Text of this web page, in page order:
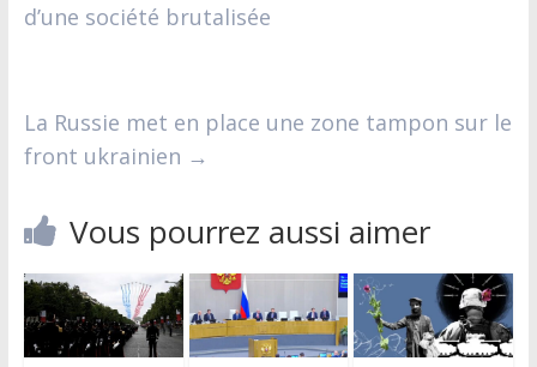
d’une société brutalisée
La Russie met en place une zone tampon sur le
front ukrainien →
Vous pourrez aussi aimer